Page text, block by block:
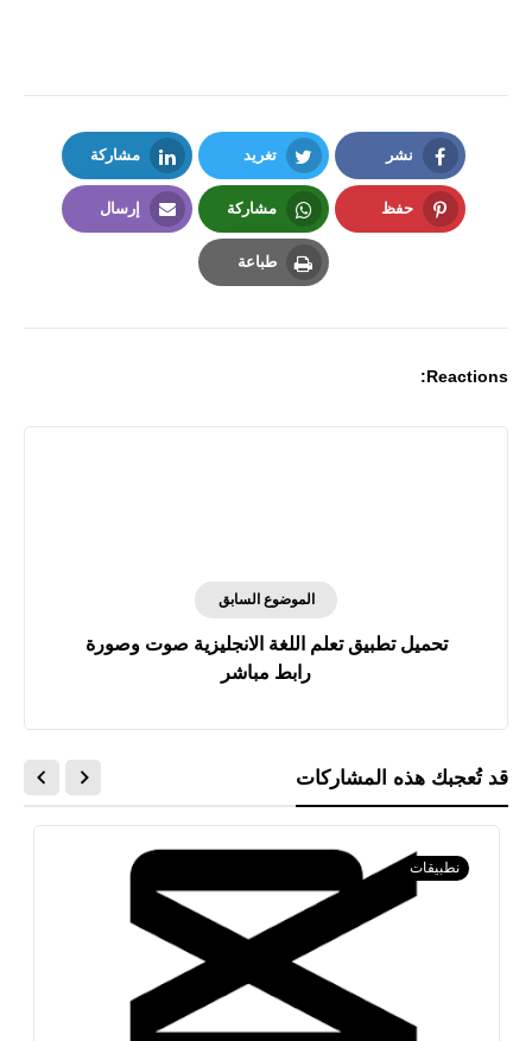
نشر
Facebook
تغريد
Twitter
مشاركة
LinkedIn
حفظ مشاركة
Whatsapp
إرسال
طباعة
Reactions:
الموضوع السابق
تحميل تطبيق تعلم اللغة الانجليزية صوت وصورة
رابط مباشر
قد تُعجبك هذه المشاركات
نطبيقات